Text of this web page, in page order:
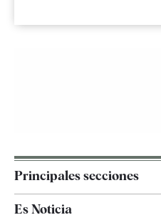
Principales secciones
España
Es Noticia